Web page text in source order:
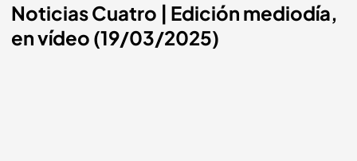
Noticias Cuatro | Edición mediodía,
en vídeo (19/03/2025)